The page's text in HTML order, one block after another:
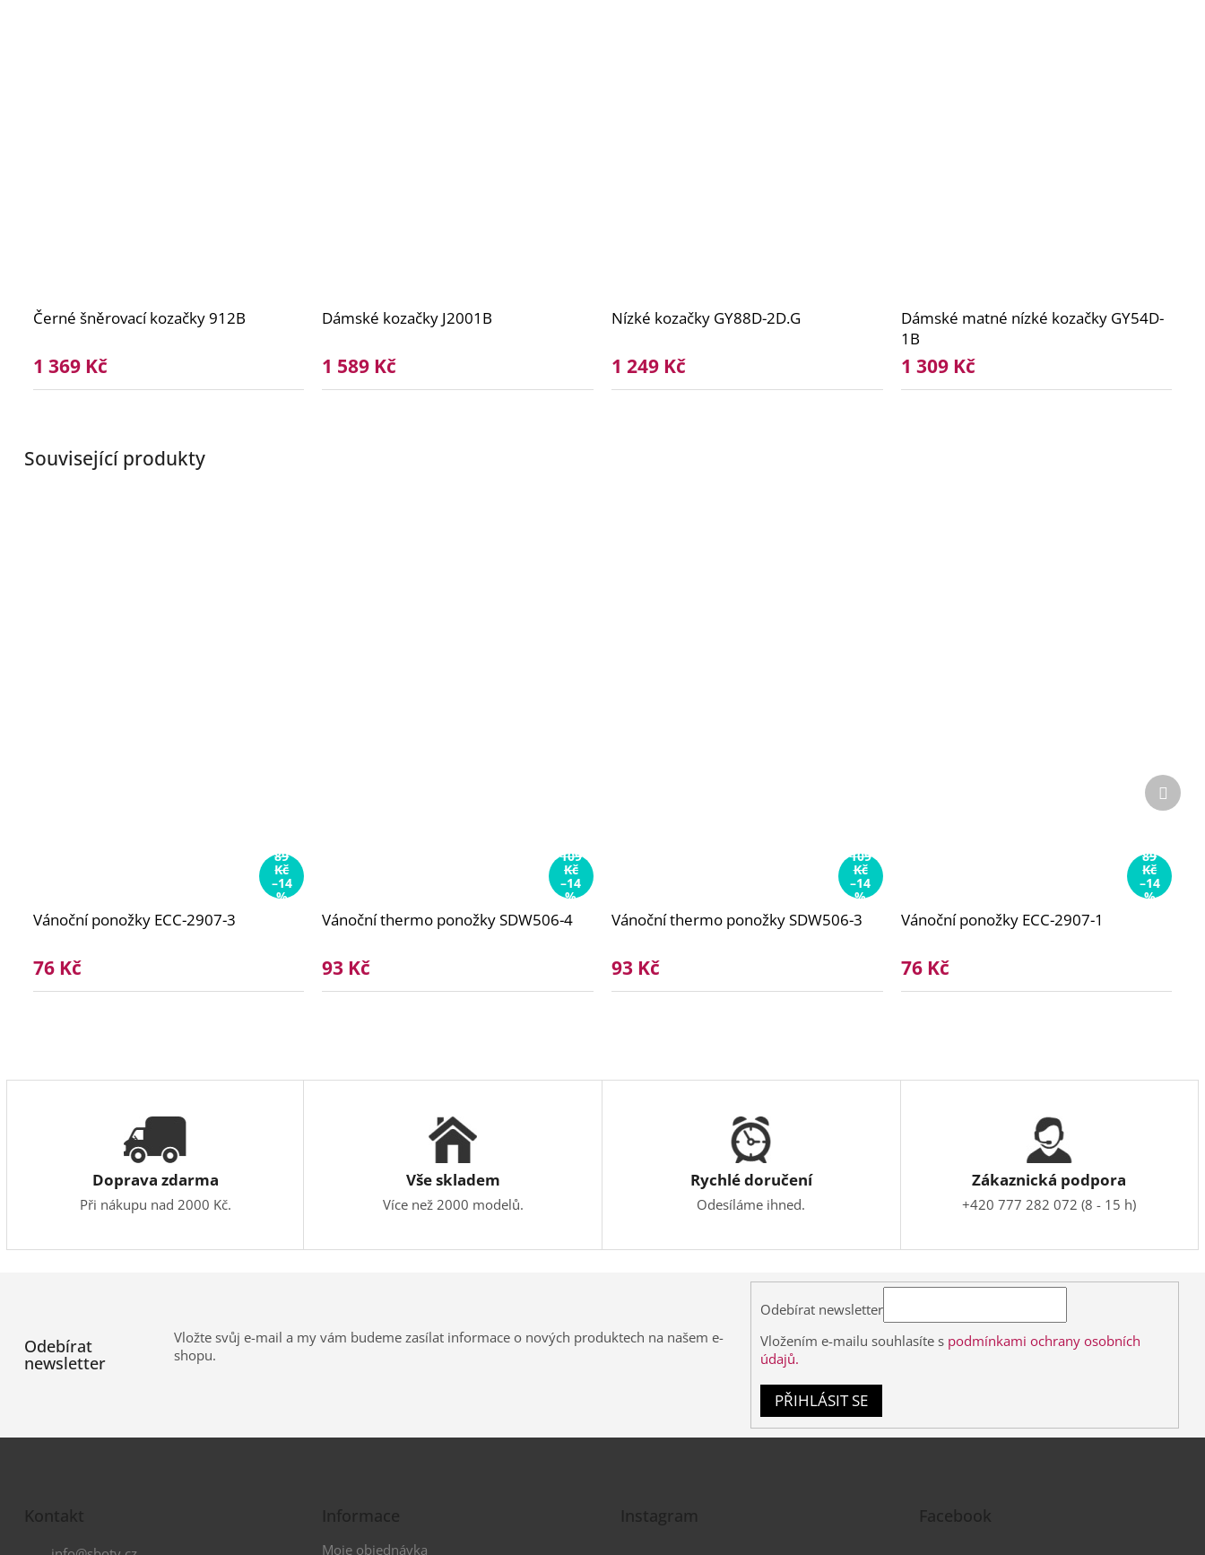
Související produkty
89
Kč
–14
%
Vánoční ponožky ECC-2907-3
76 Kč
109
Kč
–14
%
Vánoční thermo ponožky SDW506-4
93 Kč
109
Kč
–14
%
Vánoční thermo ponožky SDW506-3
93 Kč
89
Kč
–14
%
Vánoční ponožky ECC-2907-1
76 Kč
Další
Černé šněrovací kozačky 912B
1 369 Kč
Dámské kozačky J2001B
1 589 Kč
Nízké kozačky GY88D-2D.G
1 249 Kč
Dámské matné nízké kozačky GY54D-
1B
1 309 Kč
Doprava zdarma
Při nákupu nad 2000 Kč.
Vše skladem
Více než 2000 modelů.
Rychlé doručení
Odesíláme ihned.
Zákaznická podpora
+420 777 282 072 (8 - 15 h)
Odebírat
newsletter
Vložte svůj e-mail a my vám budeme zasílat informace o nových produktech na našem e-
shopu.
Odebírat newsletter
Vložením e-mailu souhlasíte s podmínkami ochrany osobních
údajů.
PŘIHLÁSIT SE
Kontakt Informace
Moje objednávka
Instagram Facebook